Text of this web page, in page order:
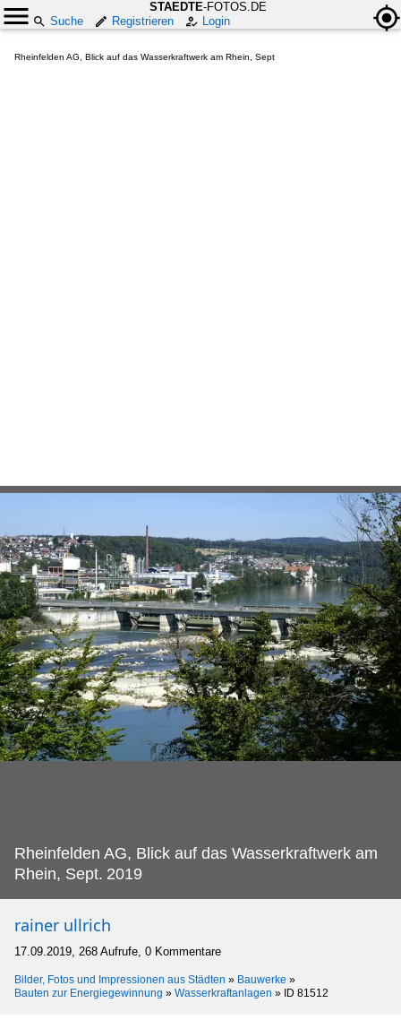
STAEDTE-FOTOS.DE
Suche
Registrieren Login
Rheinfelden AG, Blick auf das Wasserkraftwerk am Rhein, Sept
Rheinfelden AG, Blick auf das Wasserkraftwerk am
Rhein, Sept. 2019
rainer ullrich
17.09.2019, 268 Aufrufe, 0 Kommentare
Bilder, Fotos und Impressionen aus Städten » Bauwerke »
Bauten zur Energiegewinnung » Wasserkraftanlagen » ID 81512